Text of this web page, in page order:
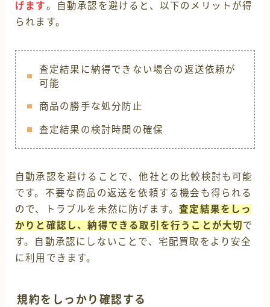
げます。自動承認を避けると、以下のメリットが得
られます。
査定結果に納得できない場合の返送依頼が
可能
商品の勝手な処分防止
査定結果の検討時間の確保
自動承認を避けることで、他社との比較検討も可能
です。不要な商品の返送を依頼する機会も得られる
ので、トラブルを未然に防げます。査定結果をしっ
かりと確認し、納得できる取引を行うことが大切で
す。自動承認にしないことで、宅配買取をより安全
に利用できます。
規約をしっかり確認する